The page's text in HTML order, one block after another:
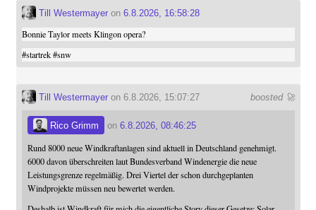
Till Westermayeron 6.8.2026, 16:58:28
Bonnie Taylor meets Klingon opera?
#startrek #snw
boosted 🚀
Till Westermayeron 6.8.2026, 15:07:27
Rico Grimm on 6.8.2026, 08:46:25
Rund 8000 neue Windkraftanlagen sind aktuell in Deutschland genehmigt.
6000 davon überschreiten laut Bundesverband Windenergie die neue
Leistungsgrenze regelmäßig. Drei Viertel der schon durchgeplanten
Windprojekte müssen neu bewertet werden.